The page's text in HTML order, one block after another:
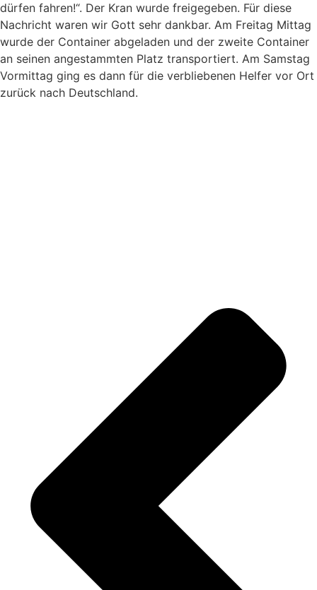
dürfen fahren!“. Der Kran wurde freigegeben. Für diese
Nachricht waren wir Gott sehr dankbar. Am Freitag Mittag
wurde der Container abgeladen und der zweite Container
an seinen angestammten Platz transportiert. Am Samstag
Vormittag ging es dann für die verbliebenen Helfer vor Ort
zurück nach Deutschland.